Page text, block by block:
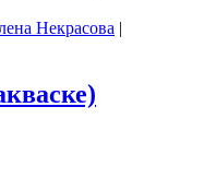
Некрасова |